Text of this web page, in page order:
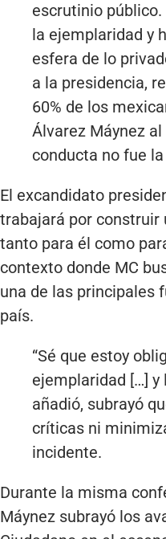
escrutinio público.
la ejemplaridad y
esfera de lo
a la presidencia,
60% de los
Álvarez Máynez
conducta no fue
El excandidato
trabajará por construir
tanto para él como
contexto donde MC
una de las principales
país.
“Sé que estoy
ejemplaridad […] y
añadió, subrayó
críticas ni
incidente.
Durante la misma
Máynez subrayó los